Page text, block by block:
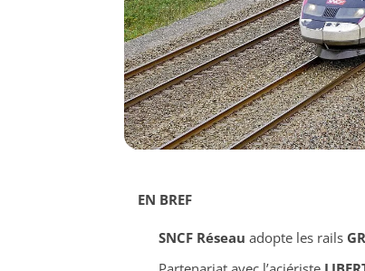
EN BREF
SNCF Réseau adopte les rails